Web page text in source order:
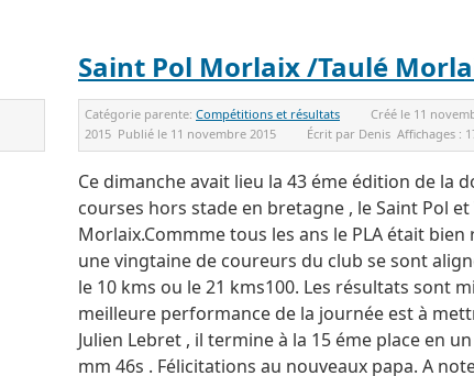
Saint Pol Morlaix /Taulé
Catégorie parente: Compétitions et résultats Créé le 11
2015 Publié le 11 novembre 2015 Écrit par Denis Affichages :
Ce dimanche avait lieu la 43 éme édition de la
courses hors stade en bretagne , le Saint Pol et
Morlaix.Commme tous les ans le PLA était bien
une vingtaine de coureurs du club se sont
le 10 kms ou le 21 kms100. Les résultats sont
meilleure performance de la journée est à
Julien Lebret , il termine à la 15 éme place en
mm 46s . Félicitations au nouveaux papa. A